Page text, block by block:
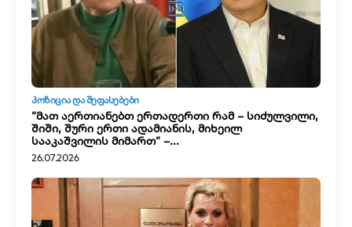
ᲞᲝᲖᲘᲪᲘᲐ ᲓᲐ ᲨᲔᲤᲐᲡᲔᲑᲔᲑᲘ
“მათ აერთიანებთ ერთადერთი რამ – სიძულვილი,
შიში, შური ერთი ადამიანის, მიხეილ
სააკაშვილის მიმართ” –...
26.07.2026